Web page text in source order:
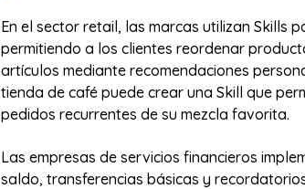
En el sector retail, las marcas utilizan Skills
permitiendo a los clientes reordenar
artículos mediante recomendaciones
tienda de café puede crear una Skill que
pedidos recurrentes de su mezcla favorita.
Las empresas de servicios financieros
saldo, transferencias básicas y